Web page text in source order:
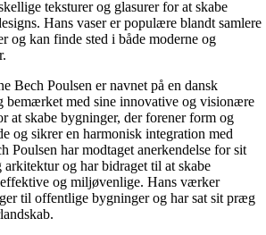
teksturer og glasurer for at skabe
Hans vaser er populære blandt samlere
og kan finde sted i både moderne og
Bech Poulsen er navnet på en dansk
bemærket med sine innovative og visionære
at skabe bygninger, der forener form og
og sikrer en harmonisk integration med
Poulsen har modtaget anerkendelse for sit
og har bidraget til at skabe
og miljøvenlige. Hans værker
til offentlige bygninger og har sat sit præg